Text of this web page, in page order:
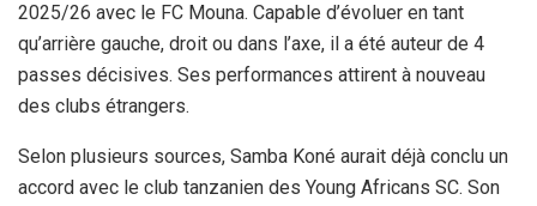
2025/26 avec le FC Mouna. Capable d’évoluer en tant
qu’arrière gauche, droit ou dans l’axe, il a été auteur de 4
passes décisives. Ses performances attirent à nouveau
des clubs étrangers.
Selon plusieurs sources, Samba Koné aurait déjà conclu un
accord avec le club tanzanien des Young Africans SC. Son